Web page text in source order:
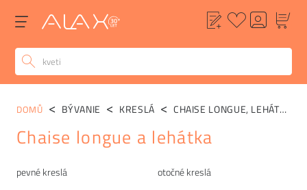
Kategórie
pevné kreslá
otočné kreslá
DOMŮ BÝVANIE KRESLÁ CHAISE LONGUE, LEHÁTKA
Chaise longue a lehátka